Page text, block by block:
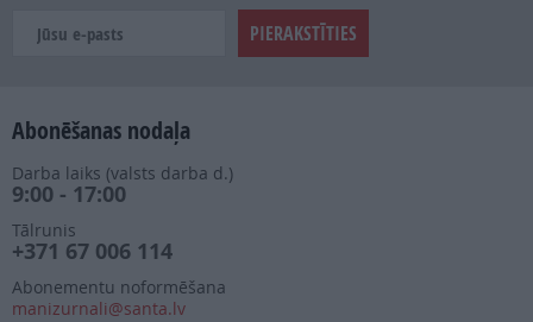
Abonēšanas nodaļa
Darba laiks (valsts darba d.)
9:00 - 17:00
Tālrunis
+371 67 006 114
Abonementu noformēšana
manizurnali@santa.lv